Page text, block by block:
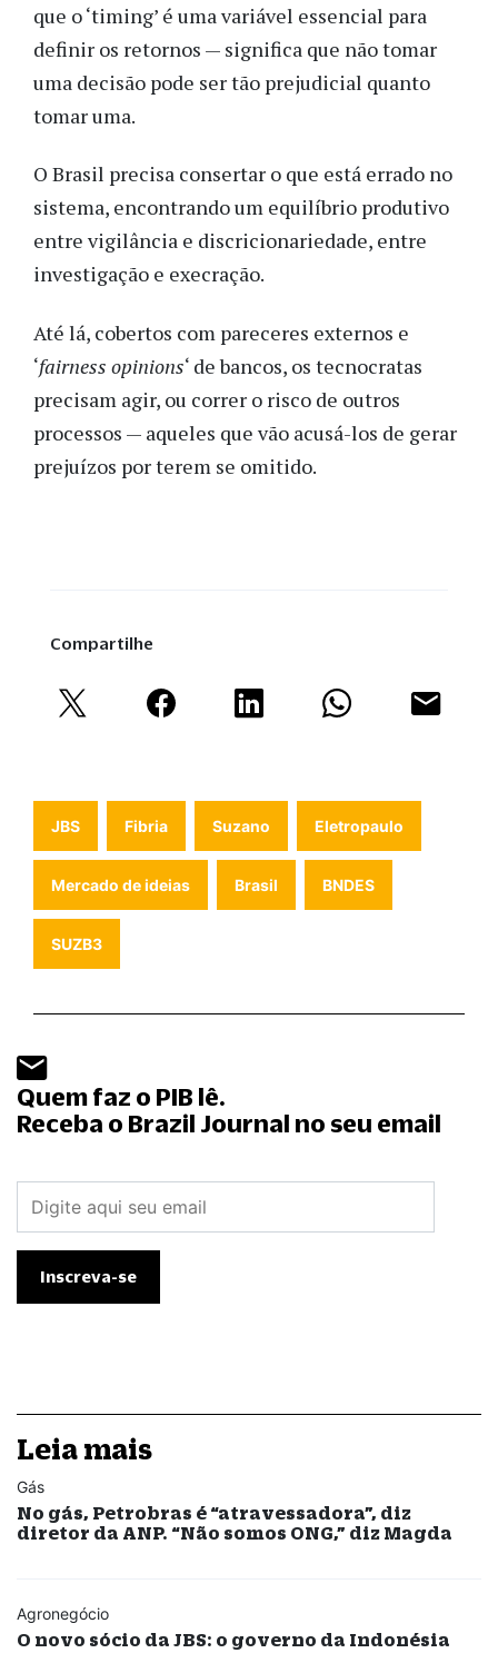
que o ‘timing’ é uma variável essencial para
definir os retornos — significa que não tomar
uma decisão pode ser tão prejudicial quanto
tomar uma.
O Brasil precisa consertar o que está errado no
sistema, encontrando um equilíbrio produtivo
entre vigilância e discricionariedade, entre
investigação e execração.
Até lá, cobertos com pareceres externos e
‘fairness opinions‘ de bancos, os tecnocratas
precisam agir, ou correr o risco de outros
processos — aqueles que vão acusá-los de gerar
prejuízos por terem se omitido.
Compartilhe
JBS Fibria Suzano Eletropaulo
Mercado de ideias Brasil BNDES
SUZB3
Quem faz o PIB lê.
Receba o Brazil Journal no seu email
Leia mais
Gás
No gás, Petrobras é “atravessadora”, diz
diretor da ANP. “Não somos ONG,” diz Magda
Agronegócio
O novo sócio da JBS: o governo da Indonésia